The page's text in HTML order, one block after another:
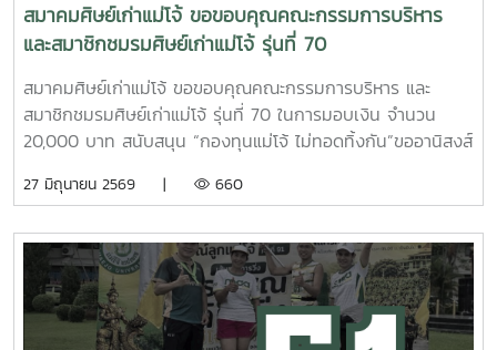
สมาคมศิษย์เก่าแม่โจ้ ขอขอบคุณคณะกรรมการบริหาร
และสมาชิกชมรมศิษย์เก่าแม่โจ้ รุ่นที่ 70
สมาคมศิษย์เก่าแม่โจ้ ขอขอบคุณคณะกรรมการบริหาร และ
สมาชิกชมรมศิษย์เก่าแม่โจ้ รุ่นที่ 70 ในการมอบเงิน จำนวน
20,000 บาท สนับสนุน “กองทุนแม่โจ้ ไม่ทอดทิ้งกัน”ขออานิสงส์
ประสบแต่ความสุข ความเจริญ ปราศจากโรคภัยไข้เจ็บ และเจริญ
27 มิถุนายน 2569 | 660